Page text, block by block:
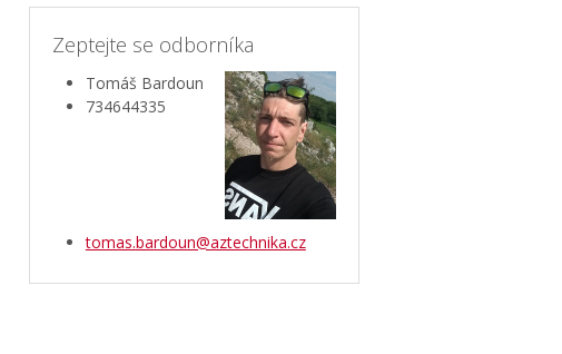
Zeptejte se odborníka
Tomáš Bardoun
734644335
tomas.bardoun@aztechnika.cz